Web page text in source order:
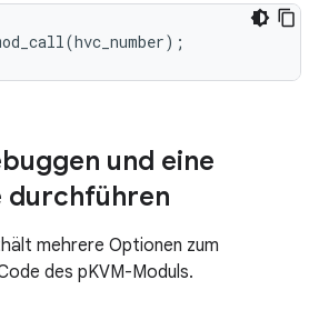
und eine
durchführen
mehrere Optionen zum
des pKVM-Moduls.